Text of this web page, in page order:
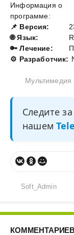
Информация о
программе:
📌 Версия:
🌐 Язык:
🔑 Лечение:
⚙️ Разработчик:
Мультимедия
Следите
нашем
Soft_Admin